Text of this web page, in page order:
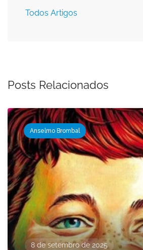
Todos Artigos
Posts Relacionados
Anselmo Brombal
8 de setembro de 2025